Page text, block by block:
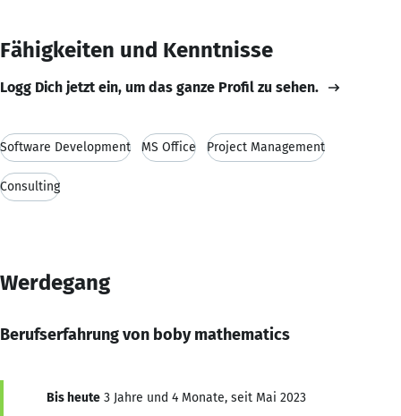
Fähigkeiten und Kenntnisse
Logg Dich jetzt ein, um das ganze Profil zu sehen.
Software Development MS Office Project Management
Consulting
Werdegang
Berufserfahrung von boby mathematics
Bis heute 3 Jahre und 4 Monate, seit Mai 2023